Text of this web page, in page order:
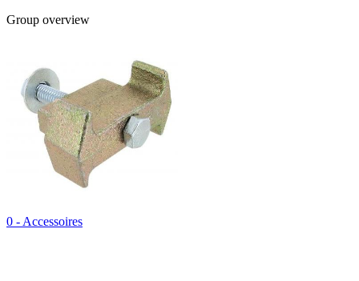
Group overview
0 - Accessoires